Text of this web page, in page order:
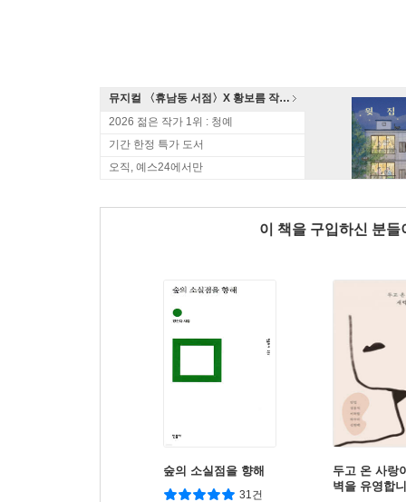
뮤지컬 〈휴남동 서점〉X 황보름 작가 북토크
2026 젊은 작가 1위 : 청예
기간 한정 특가 도서
오직, 예스24에서만
이 책을 구입하신 분
숲의 소실점을 향해
31건
두고 온 사랑
벽을 유영합